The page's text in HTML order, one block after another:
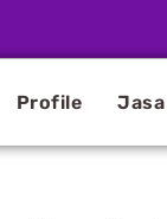
Profile